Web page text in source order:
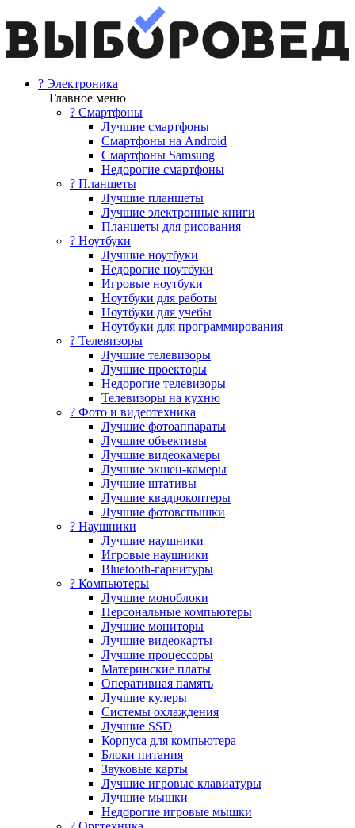
? Электроника
Главное меню
? Смартфоны
Лучшие смартфоны
Смартфоны на Android
Смартфоны Samsung
Недорогие смартфоны
? Планшеты
Лучшие планшеты
Лучшие электронные книги
Планшеты для рисования
? Ноутбуки
Лучшие ноутбуки
Недорогие ноутбуки
Игровые ноутбуки
Ноутбуки для работы
Ноутбуки для учебы
Ноутбуки для программирования
? Телевизоры
Лучшие телевизоры
Лучшие проекторы
Недорогие телевизоры
Телевизоры на кухню
? Фото и видеотехника
Лучшие фотоаппараты
Лучшие объективы
Лучшие видеокамеры
Лучшие экшен-камеры
Лучшие штативы
Лучшие квадрокоптеры
Лучшие фотовспышки
? Наушники
Лучшие наушники
Игровые наушники
Bluetooth-гарнитуры
?️ Компьютеры
Лучшие моноблоки
Персональные компьютеры
Лучшие мониторы
Лучшие видеокарты
Лучшие процессоры
Материнские платы
Оперативная память
Лучшие кулеры
Системы охлаждения
Лучшие SSD
Корпуса для компьютера
Блоки питания
Звуковые карты
Лучшие игровые клавиатуры
Лучшие мышки
Недорогие игровые мышки